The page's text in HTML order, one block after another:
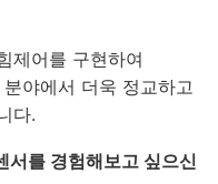
제어를 구현하여
야에서 더욱 정교하고
다.
서를 경험해보고 싶으신